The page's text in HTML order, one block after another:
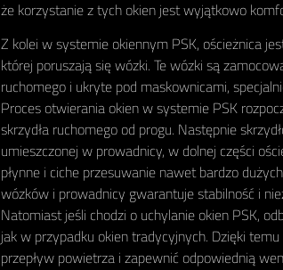
że korzystanie z tych okien jest wyjątkowo
Z kolei w systemie okiennym PSK, ościeżnica
której poruszają się wózki. Te wózki są
ruchomego i ukryte pod maskownicami,
Proces otwierania okien w systemie PSK
skrzydła ruchomego od progu. Następnie
umieszczonej w prowadnicy, w dolnej części
płynne i ciche przesuwanie nawet bardzo
wózków i prowadnicy gwarantuje stabilność i
Natomiast jeśli chodzi o uchylanie okien PSK,
jak w przypadku okien tradycyjnych. Dzięki
przepływ powietrza i zapewnić odpowiednią